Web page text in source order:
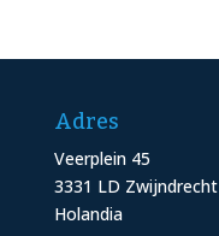
Adres
Veerplein 45
3331 LD Zwijndrecht
Holandia